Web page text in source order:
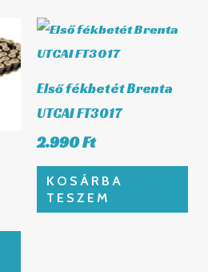
Első fékbetét Brenta
UTCAI FT3017
2.990Ft
KOSÁRBA
TESZEM